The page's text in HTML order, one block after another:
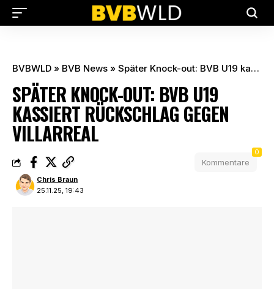
BVBWLD » BVB News » Später Knock-out: BVB U19 kassiert Rückschlag gegen Villarreal
SPÄTER KNOCK-OUT: BVB U19
KASSIERT RÜCKSCHLAG GEGEN
VILLARREAL
25.11.25, 19:43
Chris Braun
Kommentare
0